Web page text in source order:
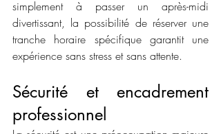
simplement à passer un après-midi
divertissant, la possibilité de réserver une
tranche horaire spécifique garantit une
expérience sans stress et sans attente.
Sécurité et encadrement
professionnel